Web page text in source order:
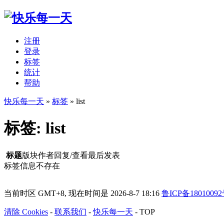
注册
登录
标签
统计
帮助
快乐每一天 » 标签 » list
标签: list
标题版块作者回复/查看最后发表
标签信息不存在
当前时区 GMT+8, 现在时间是 2026-8-7 18:16 鲁ICP备18010092
清除 Cookies - 联系我们 -快乐每一天 - TOP